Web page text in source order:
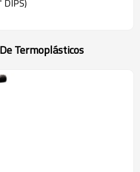
Termoplásticos